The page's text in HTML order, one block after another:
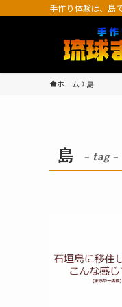
手作り体験は、
ホーム 島
島 – tag –